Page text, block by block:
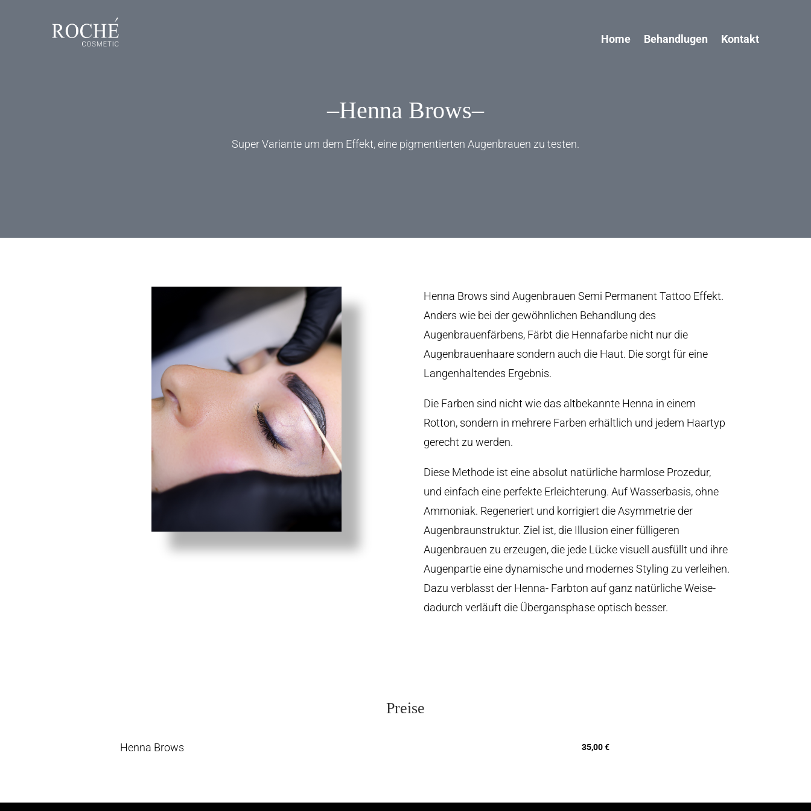
Home Behandlugen Kontakt
–Henna Brows–
Super Variante um dem Effekt, eine pigmentierten Augenbrauen zu testen.
Henna Brows sind Augenbrauen Semi Permanent Tattoo Effekt.
Anders wie bei der gewöhnlichen Behandlung des
Augenbrauenfärbens, Färbt die Hennafarbe nicht nur die
Augenbrauenhaare sondern auch die Haut. Die sorgt für eine
Langenhaltendes Ergebnis.
Die Farben sind nicht wie das altbekannte Henna in einem
Rotton, sondern in mehrere Farben erhältlich und jedem Haartyp
gerecht zu werden.
Diese Methode ist eine absolut natürliche harmlose Prozedur,
und einfach eine perfekte Erleichterung. Auf Wasserbasis, ohne
Ammoniak. Regeneriert und korrigiert die Asymmetrie der
Augenbraunstruktur. Ziel ist, die Illusion einer fülligeren
Augenbrauen zu erzeugen, die jede Lücke visuell ausfüllt und ihre
Augenpartie eine dynamische und modernes Styling zu verleihen.
Dazu verblasst der Henna- Farbton auf ganz natürliche Weise-
dadurch verläuft die Übergansphase optisch besser.
Preise
Henna Brows 35,00 €